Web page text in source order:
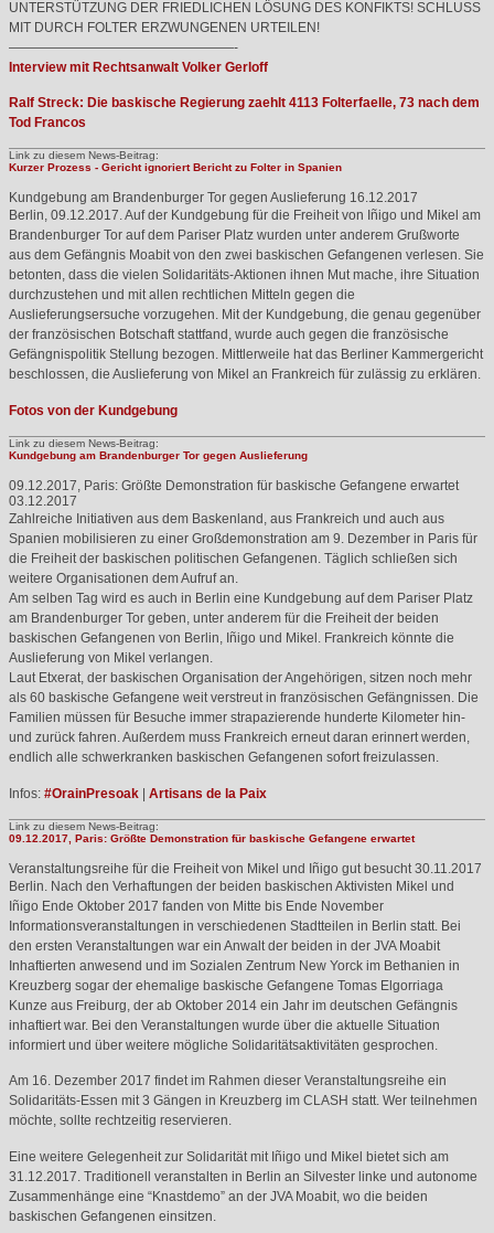
UNTERSTÜTZUNG DER FRIEDLICHEN LÖSUNG DES KONFIKTS!SCHLUSS
MIT DURCH FOLTER ERZWUNGENEN URTEILEN!
—————————————————-
Interview mit Rechtsanwalt Volker Gerloff
Ralf Streck: Die baskische Regierung zaehlt 4113 Folterfaelle, 73 nach dem
Tod Francos
Link zu diesem News-Beitrag:
Kurzer Prozess - Gericht ignoriert Bericht zu Folter in Spanien
Kundgebung am Brandenburger Tor gegen Auslieferung 16.12.2017
Berlin, 09.12.2017. Auf der Kundgebung für die Freiheit von Iñigo und Mikel am
Brandenburger Tor auf dem Pariser Platz wurden unter anderem Grußworte
aus dem Gefängnis Moabit von den zwei baskischen Gefangenen verlesen. Sie
betonten, dass die vielen Solidaritäts-Aktionen ihnen Mut mache, ihre Situation
durchzustehen und mit allen rechtlichen Mitteln gegen die
Auslieferungsersuche vorzugehen. Mit der Kundgebung, die genau gegenüber
der französischen Botschaft stattfand, wurde auch gegen die französische
Gefängnispolitik Stellung bezogen. Mittlerweile hat das Berliner Kammergericht
beschlossen, die Auslieferung von Mikel an Frankreich für zulässig zu erklären.
Fotos von der Kundgebung
Link zu diesem News-Beitrag:
Kundgebung am Brandenburger Tor gegen Auslieferung
09.12.2017, Paris: Größte Demonstration für baskische Gefangene erwartet
03.12.2017
Zahlreiche Initiativen aus dem Baskenland, aus Frankreich und auch aus
Spanien mobilisieren zu einer Großdemonstration am 9. Dezember in Paris für
die Freiheit der baskischen politischen Gefangenen. Täglich schließen sich
weitere Organisationen dem Aufruf an.
Am selben Tag wird es auch in Berlin eine Kundgebung auf dem Pariser Platz
am Brandenburger Tor geben, unter anderem für die Freiheit der beiden
baskischen Gefangenen von Berlin, Iñigo und Mikel. Frankreich könnte die
Auslieferung von Mikel verlangen.
Laut Etxerat, der baskischen Organisation der Angehörigen, sitzen noch mehr
als 60 baskische Gefangene weit verstreut in französischen Gefängnissen. Die
Familien müssen für Besuche immer strapazierende hunderte Kilometer hin-
und zurück fahren. Außerdem muss Frankreich erneut daran erinnert werden,
endlich alle schwerkranken baskischen Gefangenen sofort freizulassen.
Infos:#OrainPresoak |Artisans de la Paix
Link zu diesem News-Beitrag:
09.12.2017, Paris: Größte Demonstration für baskische Gefangene erwartet
Veranstaltungsreihe für die Freiheit von Mikel und Iñigo gut besucht 30.11.2017
Berlin. Nach den Verhaftungen der beiden baskischen Aktivisten Mikel und
Iñigo Ende Oktober 2017 fanden von Mitte bis Ende November
Informationsveranstaltungen in verschiedenen Stadtteilen in Berlin statt. Bei
den ersten Veranstaltungen war ein Anwalt der beiden in derJVAMoabit
Inhaftierten anwesend und im Sozialen Zentrum New Yorck im Bethanien in
Kreuzberg sogar der ehemalige baskische Gefangene Tomas Elgorriaga
Kunze aus Freiburg, der ab Oktober 2014 ein Jahr im deutschen Gefängnis
inhaftiert war. Bei den Veranstaltungen wurde über die aktuelle Situation
informiert und über weitere mögliche Solidaritätsaktivitäten gesprochen.
Am 16. Dezember 2017 findet im Rahmen dieser Veranstaltungsreihe ein
Solidaritäts-Essen mit 3 Gängen in Kreuzberg imCLASH statt. Wer teilnehmen
möchte, sollte rechtzeitig reservieren.
Eine weitere Gelegenheit zur Solidarität mit Iñigo und Mikel bietet sich am
31.12.2017. Traditionell veranstalten in Berlin an Silvester linke und autonome
Zusammenhänge eine “Knastdemo” an derJVAMoabit, wo die beiden
baskischen Gefangenen einsitzen.